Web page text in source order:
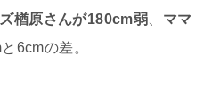
楢原さんが180cm弱
ママ
と 6cmの差。